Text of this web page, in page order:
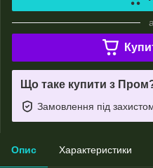
Що таке купити з
Замовлення під
Опис Характеристики